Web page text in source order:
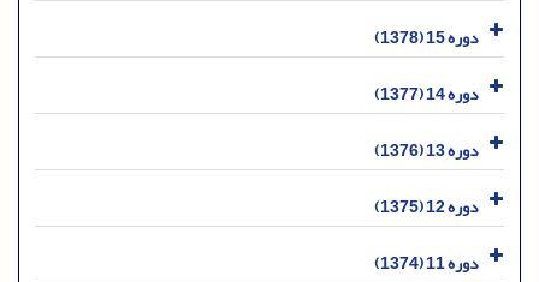
دوره 15 (1378)
دوره 14 (1377)
دوره 13 (1376)
دوره 12 (1375)
دوره 11 (1374)